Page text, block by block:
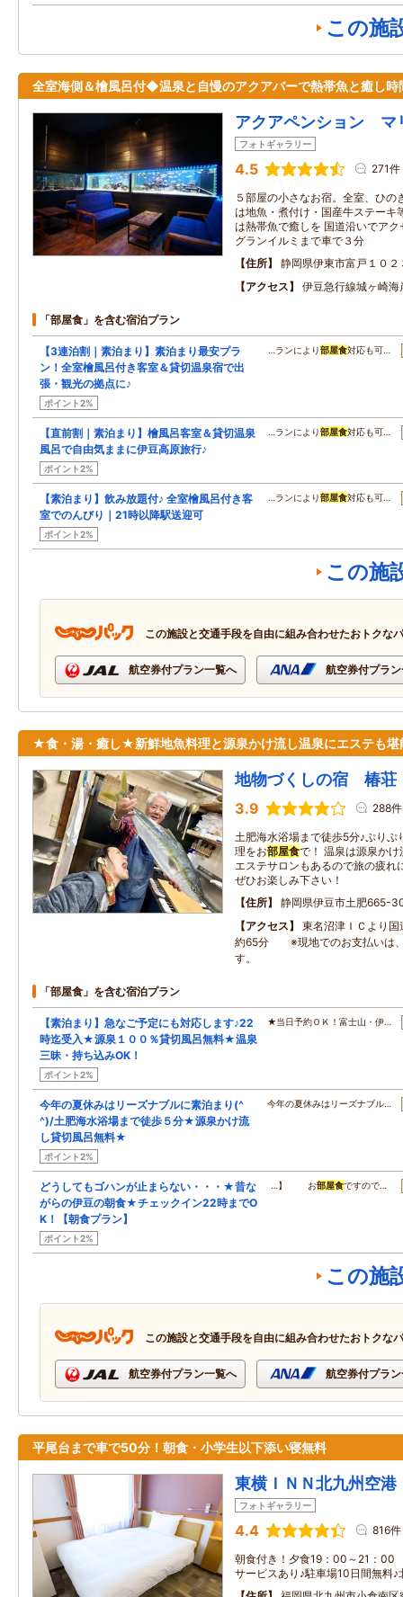
この施
全室海側＆檜風呂付◆温泉と自慢のアクアバーで熱帯魚と癒し時
アクアペンション マ
フォトギャラリー
4.5 271件
５部屋の小さなお宿。全室、ひの
は地魚・煮付け・国産牛ステーキ
は熱帯魚で癒しを 国道沿いでア
グランイルミまで車で３分
住所
静岡県伊東市富戸１０２
アクセス
伊豆急行線城ヶ崎
「部屋食」を含む宿泊プラン
【3連泊割｜素泊まり】素泊まり最安プラ
ン！全室檜風呂付き客室＆貸切温泉宿で出
張・観光の拠点に♪
ポイント2%
…ランにより部屋食対応も可…
【直前割｜素泊まり】檜風呂客室＆貸切温泉
風呂で自由気ままに伊豆高原旅行♪
ポイント2%
…ランにより部屋食対応も可…
【素泊まり】飲み放題付♪ 全室檜風呂付き客
室でのんびり｜21時以降駅送迎可
ポイント2%
…ランにより部屋食対応も可…
この施
この施設と交通手段を自由に組み合わせたおトクな
航空券付プラン一覧へ 航空券付プラ
★食・湯・癒し★新鮮地魚料理と源泉かけ流し温泉にエステも堪
地物づくしの宿 椿荘
3.9 288件
土肥海水浴場まで徒歩5分♪ぷりぷ
理をお部屋食で！ 温泉は源泉か
エステサロンもあるので旅の疲
ぜひお楽しみ下さい！
住所
静岡県伊豆市土肥665-
アクセス
東名沼津ＩＣより
約65分 ※現地でのお支払いは、
す。
「部屋食」を含む宿泊プラン
【素泊まり】急なご予定にも対応します♪22
時迄受入★源泉１００％貸切風呂無料★温泉
三昧・持ち込みOK！
ポイント2%
★当日予約ＯＫ！富士山・伊…
今年の夏休みはリーズナブルに素泊まり(^
^)/土肥海水浴場まで徒歩５分★源泉かけ流
し貸切風呂無料★
ポイント2%
今年の夏休みはリーズナブル…
どうしてもゴハンが止まらない・・・★昔な
がらの伊豆の朝食★チェックイン22時までO
K！【朝食プラン】
ポイント2%
…】 お部屋食ですので…
この施
この施設と交通手段を自由に組み合わせたおトクな
航空券付プラン一覧へ 航空券付プラ
平尾台まで車で50分！朝食・小学生以下添い寝無料
東横ＩＮＮ北九州空港
フォトギャラリー
4.4 816件
朝食付き！夕食19：00～21：00
サービスあり♪駐車場10日間無料